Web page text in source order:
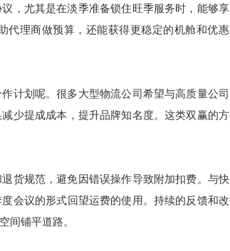
尤其是在淡季准备锁住旺季服务时，能够享
代理商做预算，还能获得更稳定的机舱和优惠
划呢。很多大型物流公司希望与高质量公司
少提成成本，提升品牌知名度。这类双赢的方
规范，避免因错误操作导致附加扣费。与快
会议的形式回望运费的使用。持续的反馈和改
间铺平道路。